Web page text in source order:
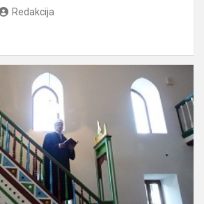
Redakcija